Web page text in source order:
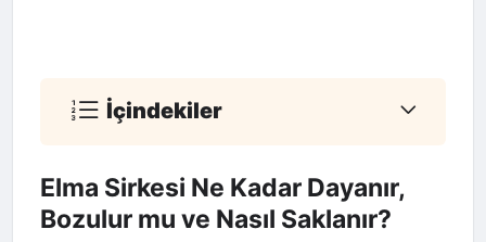
İçindekiler
Elma Sirkesi Ne Kadar Dayanır,
Bozulur mu ve Nasıl Saklanır?